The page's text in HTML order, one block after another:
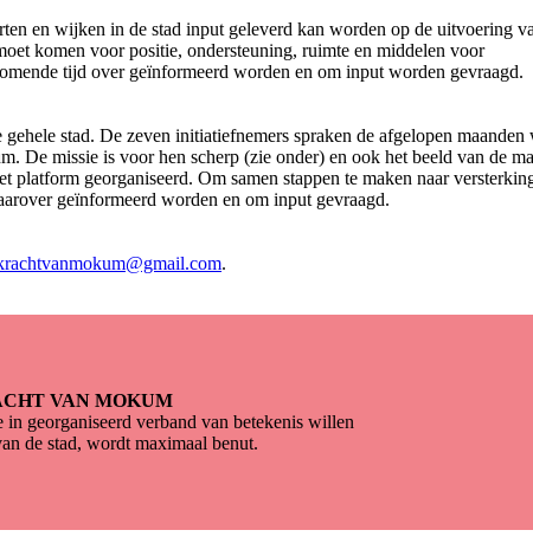
en wijken in de stad input geleverd kan worden op de uitvoering
komen voor positie, ondersteuning, ruimte en middelen voor
tijd over geïnformeerd worden en om input worden gevraagd.
stad. De zeven initiatiefnemers spraken de afgelopen maanden
De missie is voor hen scherp (zie onder) en ook het beeld van de
georganiseerd. Om samen stappen te maken naar
geïnformeerd worden en om input gevraagd.
.
VAN MOKUM
georganiseerd verband van betekenis willen
de stad, wordt maximaal benut.